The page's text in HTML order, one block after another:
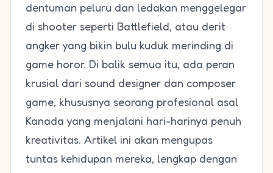
dentuman peluru dan ledakan menggelegar
di shooter seperti Battlefield, atau derit
angker yang bikin bulu kuduk merinding di
game horor. Di balik semua itu, ada peran
krusial dari sound designer dan composer
game, khususnya seorang profesional asal
Kanada yang menjalani hari-harinya penuh
kreativitas. Artikel ini akan mengupas
tuntas kehidupan mereka, lengkap dengan